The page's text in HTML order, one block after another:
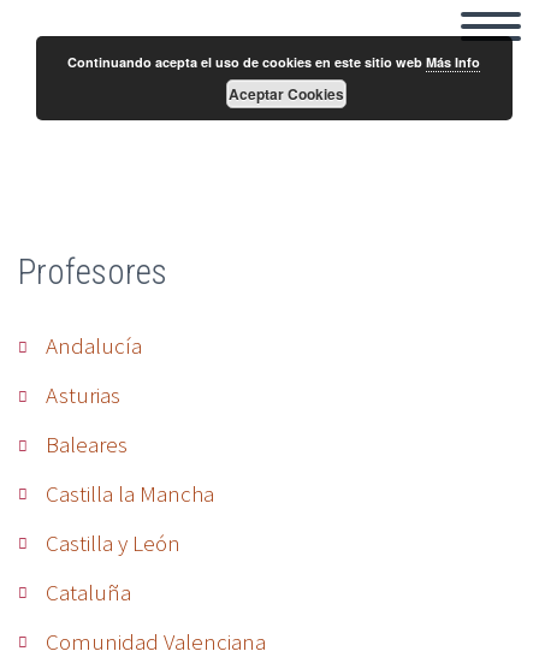
Joan Carratalá
Profesores
Andalucía
Asturias
Baleares
Castilla la Mancha
Castilla y León
Cataluña
Comunidad Valenciana
Continuando acepta el uso de cookies en este sitio webMás Info
Aceptar Cookies